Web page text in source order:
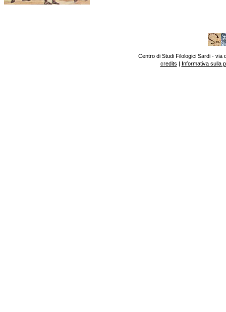
Centro di Studi Filologici Sardi - via
credits | Informativa sulla